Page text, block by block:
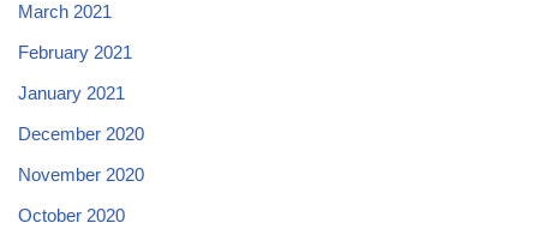
March 2021
February 2021
January 2021
December 2020
November 2020
October 2020